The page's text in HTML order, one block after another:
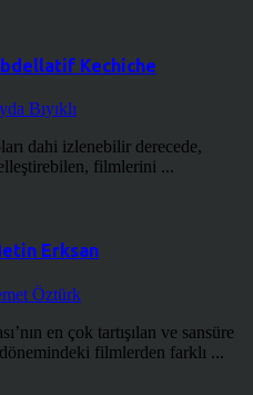
Kechiche
Bıyıklı
dahi izlenebilir derecede,
filmlerini ...
Erksan
Öztürk
en çok tartışılan ve sansüre
filmlerden farklı ...